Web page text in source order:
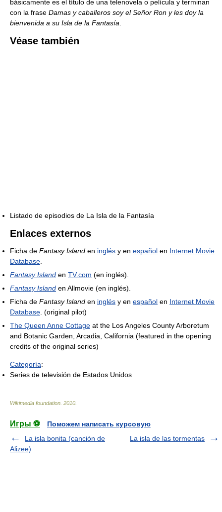
básicamente es el título de una telenovela o película y terminan
con la frase Damas y caballeros soy el Señor Ron y les doy la
bienvenida a su Isla de la Fantasía
Véase también
Listado de episodios de La Isla de la Fantasía
Enlaces externos
Ficha de Fantasy Island en inglés y en español en Internet Movie
Database
Fantasy Island en TV.com (en inglés).
Fantasy Island en Allmovie (en inglés).
Ficha de Fantasy Island en inglés y en español en Internet Movie
Database . (original pilot)
The Queen Anne Cottage at the Los Angeles County Arboretum
and Botanic Garden, Arcadia, California (featured in the opening
credits of the original series)
Categoría:
Series de televisión de Estados Unidos
Wikimedia foundation 2010
Игры ⚽
Поможем написать курсовую
La isla bonita (canción de
Alizee)
La isla de las tormentas